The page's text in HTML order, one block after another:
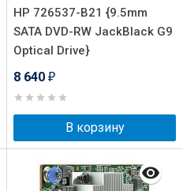
HP 726537-B21 {9.5mm
SATA DVD-RW JackBlack G9
Optical Drive}
8 640 ₽
В корзину